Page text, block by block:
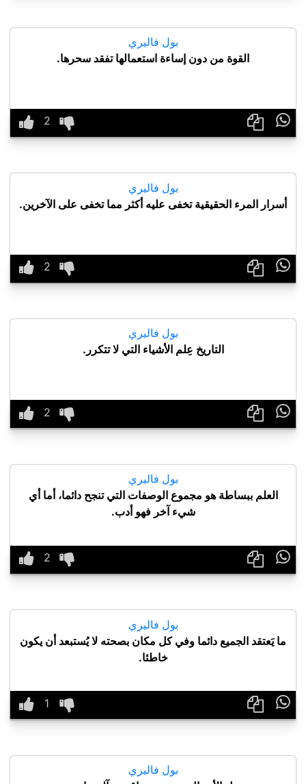
بول فاليري
القوة من دون إساءة استعمالها تفقد سحرها.

بول فاليري
أسرار المرء الحقيقية تخفى عليه أكثر مما تخفى على الآخرين.

بول فاليري
التاريخ عِلم الأشياء التي لا تتكرر.

بول فاليري
العلم ببساطة هو مجموع الوصفات التي تنجح دائما، أما أي
شيء آخر فهو أدب.

بول فاليري
ما يَعتقد الجميع دائما وفي كل مكان بصحته لا يُستبعد أن يكون
خاطئا.

بول فاليري